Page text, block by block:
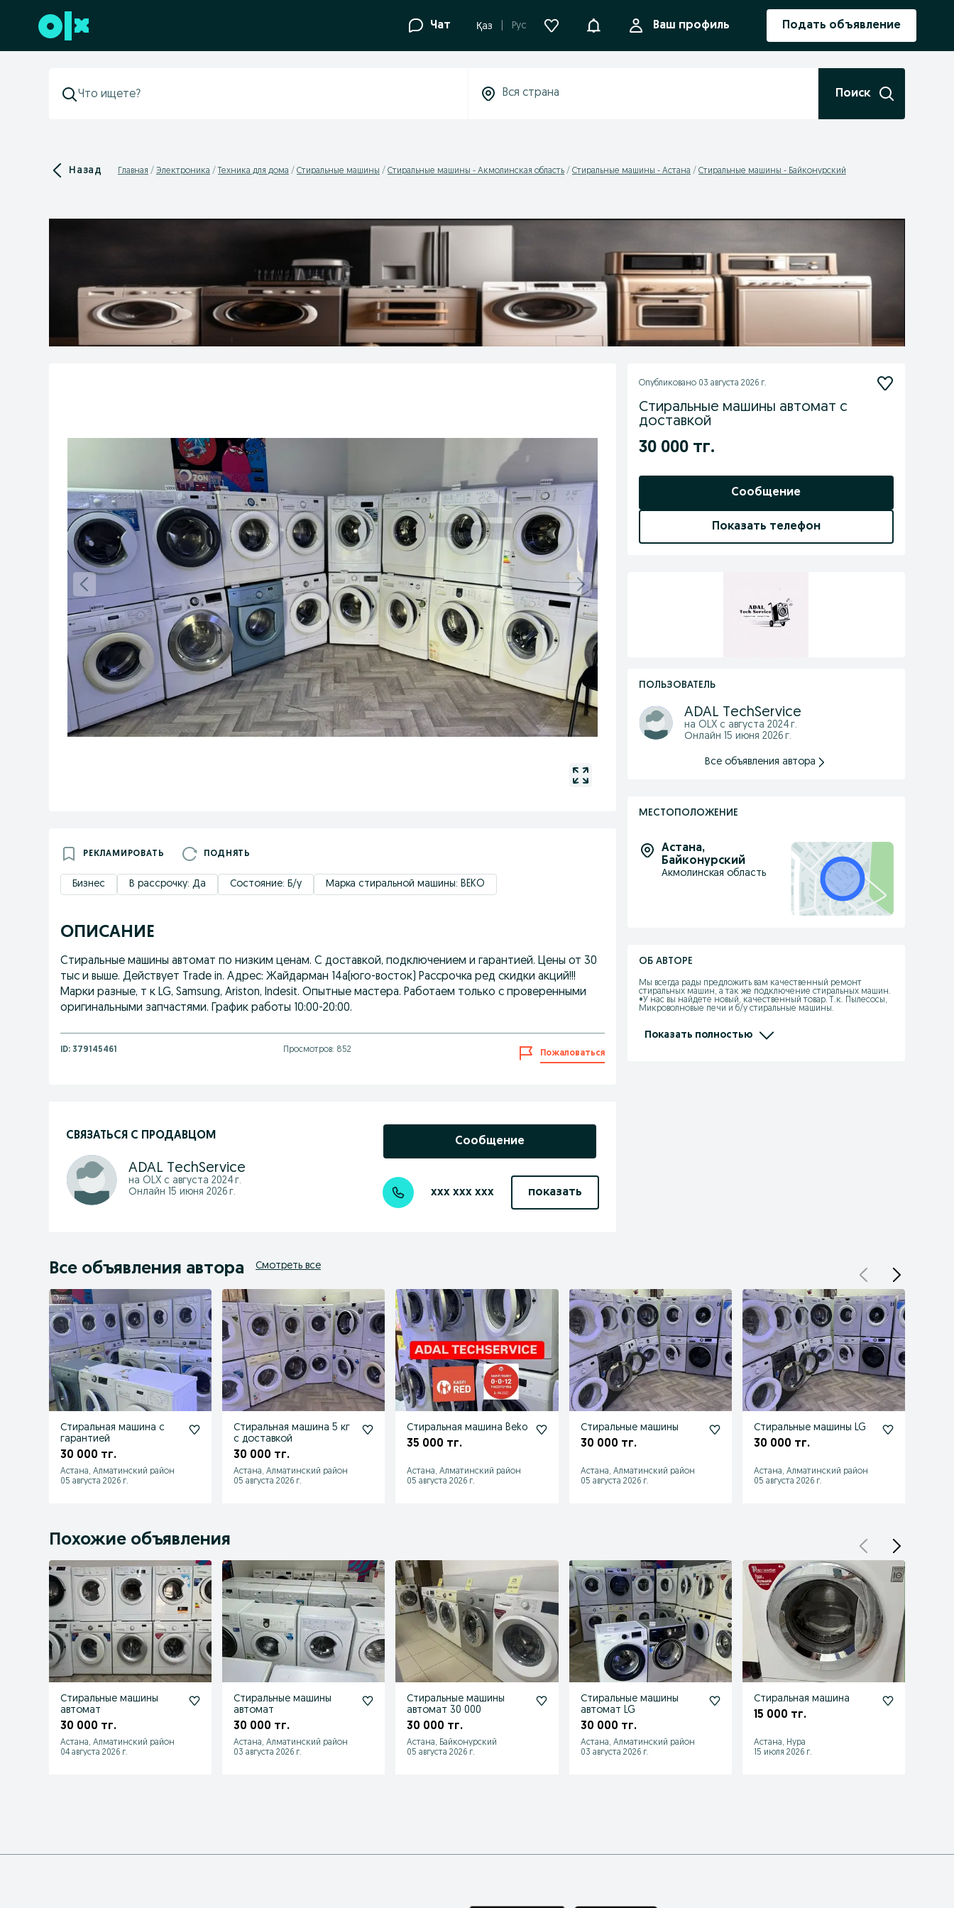
Перейти к нижнему колонтитулу Чат Қаз Рус УведомленияВаш профиль Подать объявление
Поиск
Назад Главная Электроника Техника для дома Стиральные машины Стиральные машины - Акмолинская область Стиральные машины - Астана Стиральные машины - Байконурский
РЕКЛАМИРОВАТЬ ПОДНЯТЬ
Бизнес В рассрочку: Да Состояние: Б/у Марка стиральной машины: BEKO
ОПИСАНИЕ
Стиральные машины автомат по низким ценам. С доставкой, подключением и гарантией. Цены от 30
тыс и выше. Действует Trade in. Адрес: Жайдарман 14а(юго-восток) Рассрочка ред скидки акций!!!
Марки разные, т к LG, Samsung, Ariston, Indesit. Опытные мастера. Работаем только с проверенными
оригинальными запчастями. График работы 10:00-20:00.
ID: 379145461 Просмотров: 852 Пожаловаться
СВЯЗАТЬСЯ С ПРОДАВЦОМ
ADAL TechService
на OLX с августа 2024 г.
Онлайн 15 июня 2026 г.
Сообщение
xxx xxx xxx показать
Опубликовано 03 августа 2026 г.
Стиральные машины автомат с
доставкой
30 000 тг.
Сообщение
Показать телефон
ПОЛЬЗОВАТЕЛЬ
ADAL TechService
на OLX с августа 2024 г.
Онлайн 15 июня 2026 г.
Все объявления автора
МЕСТОПОЛОЖЕНИЕ
Астана,
Байконурский
Акмолинская область
ОБ АВТОРЕ
Мы всегда рады предложить вам качественный ремонт
стиральных машин, а так же подключение стиральных машин.
•У нас вы найдете новый, качественный товар. Т.к. Пылесосы,
Микроволновые печи и б/у стиральные машины.
стиральным машинам различных брендов.
•Действует рассрочка, скидки и акции.
Показать полностью
Все объявления автора Смотреть все
Стиральная машина с
гарантией
30 000 тг.
Астана, Алматинский район
05 августа 2026 г.
Стиральная машина 5 кг
с доставкой
30 000 тг.
Астана, Алматинский район
05 августа 2026 г.
Стиральная машина Beko
35 000 тг.
Астана, Алматинский район
05 августа 2026 г.
Стиральные машины
30 000 тг.
Астана, Алматинский район
05 августа 2026 г.
Стиральные машины LG
30 000 тг.
Астана, Алматинский район
05 августа 2026 г.
Похожие объявления
Стиральные машины
автомат
30 000 тг.
Астана, Алматинский район
04 августа 2026 г.
Стиральные машины
автомат
30 000 тг.
Астана, Алматинский район
03 августа 2026 г.
Стиральные машины
автомат 30 000
30 000 тг.
Астана, Байконурский
05 августа 2026 г.
Стиральные машины
автомат LG
30 000 тг.
Астана, Алматинский район
03 августа 2026 г.
Стиральная машина
15 000 тг.
Астана, Нура
15 июля 2026 г.